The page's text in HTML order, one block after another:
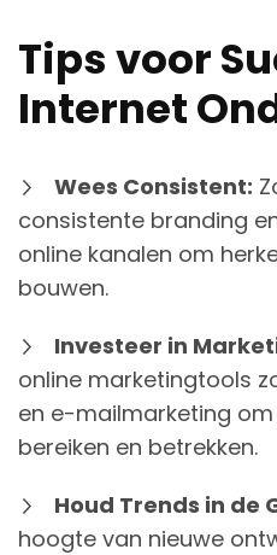
Tips voor
Internet
Wees Consistent:
consistente branding
online kanalen om
bouwen.
Investeer in
online marketingtools
en e-mailmarketing
bereiken en betrekken.
Houd Trends in de
hoogte van nieuwe